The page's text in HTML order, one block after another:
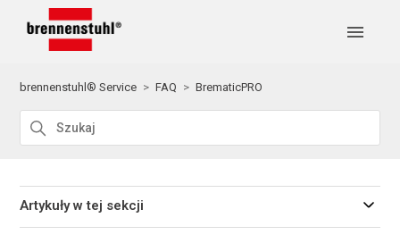
brennenstuhl® Service FAQ BrematicPRO
Artykuły w tej sekcji